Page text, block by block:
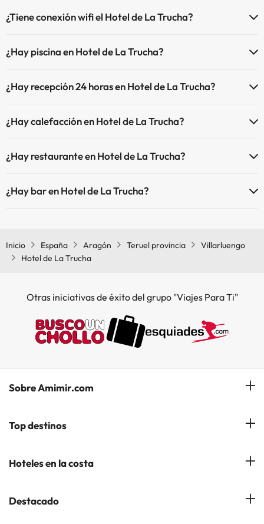
¿Tiene conexión wifi el Hotel de La Trucha?
¿Hay piscina en Hotel de La Trucha?
Aquí tienes más info sobre la piscina y otras instalaciones.
¿Hay recepción 24 horas en Hotel de La Trucha?
¿Hay calefacción en Hotel de La Trucha?
¿Hay restaurante en Hotel de La Trucha?
¿Hay bar en Hotel de La Trucha?
Inicio España Aragón Teruel provincia
Villarluengo
Hotel de La Trucha
Otras iniciativas de éxito del grupo "Viajes Para Ti"
Sobre Amimir.com
¿Quiénes somos?
Gestionar mi reserva
Top destinos
Hoteles en Salou
Hoteles en Andorra la Vella
Hoteles en la costa
Hoteles en la Costa Azahar
Destacado